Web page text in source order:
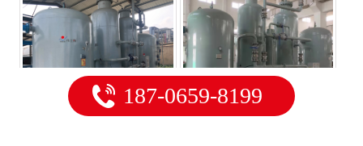
电缆行业用制氮机 石油化工新材料行业用制氮机
187-0659-8199